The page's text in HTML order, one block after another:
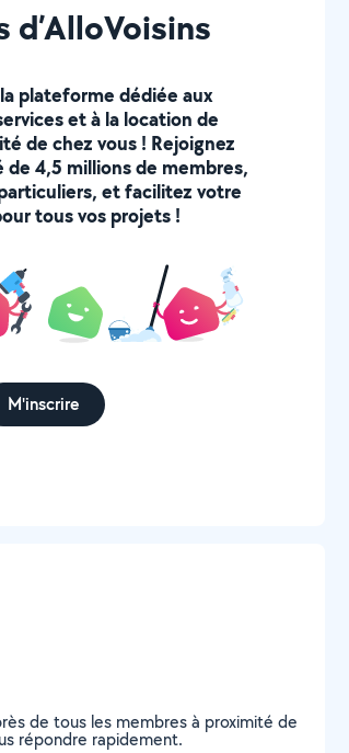
d’AlloVoisins
plateforme dédiée aux
et à la location de
de chez vous ! Rejoignez
4,5 millions de membres,
et facilitez votre
tous vos projets !
M'inscrire
de tous les membres à proximité de
répondre rapidement.